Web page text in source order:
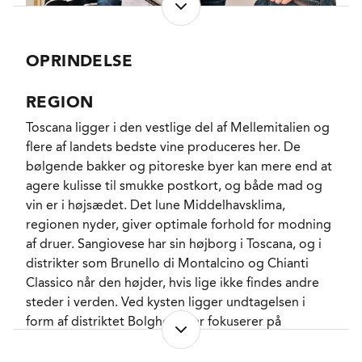
måde for vinene oppe i den mere feterede Classico
første vine fra 2007-årgangen kom på markedet i
med en saftig potens, som betyder, at 2020'eren
vine.
Ren Sangiovese i manuel høst fra omkring 35 år
gamle vinstokke, som uden hastværk er under
konvertering til økologi. Soignering af drueklaserne
såvel i vinmarken som på vingården er en selvfølge
inden alle stilke fjernes og druerne knuses ganske let
forud for gæringen, der finder sted i avancerede
rustfri såkaldte roto-fermentorer. Vinen er modnet
samfulde 24 måneder i brugte franske fade inden
den endelige cuvée er sammenstukket og
eftermodnet et par måneder frem mod aftapningen
OPRINDELSE
REGION
Toscana ligger i den vestlige del af Mellemitalien og
flere af landets bedste vine produceres her. De
bølgende bakker og pitoreske byer kan mere end at
agere kulisse til smukke postkort, og både mad og
vin er i højsædet. Det lune Middelhavsklima,
regionen nyder, giver optimale forhold for modning
af druer. Sangiovese har sin højborg i Toscana, og i
distrikter som Brunello di Montalcino og Chianti
Classico når den højder, hvis lige ikke findes andre
steder i verden. Ved kysten ligger undtagelsen i
form af distriktet Bolgheri, der fokuserer på
internationale sorter, særligt Cabernet Sauvignon og